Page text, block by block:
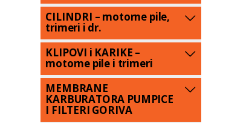
CILINDRI – motorne pile,
trimeri i dr.
KLIPOVI i KARIKE –
motorne pile i trimeri
MEMBRANE
KARBURATORA PUMPICE
I FILTERI GORIVA